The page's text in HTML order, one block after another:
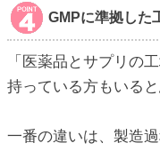
GMPに準拠した
「医薬品とサプリの
持っている方もいると
一番の違いは、製造